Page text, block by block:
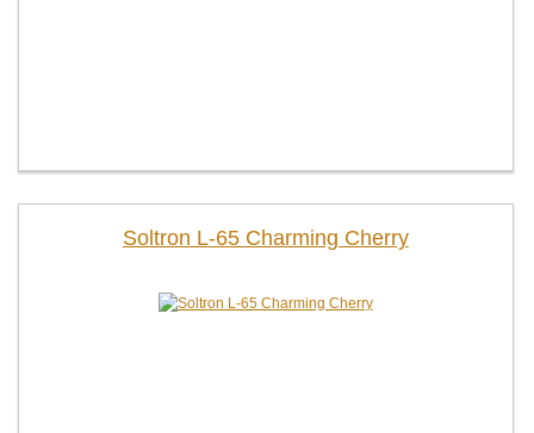
Soltron L-65 Charming Cherry